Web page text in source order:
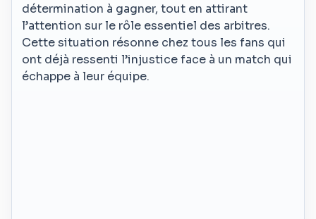
détermination à gagner, tout en attirant
l’attention sur le rôle essentiel des arbitres.
Cette situation résonne chez tous les fans qui
ont déjà ressenti l’injustice face à un match qui
échappe à leur équipe.